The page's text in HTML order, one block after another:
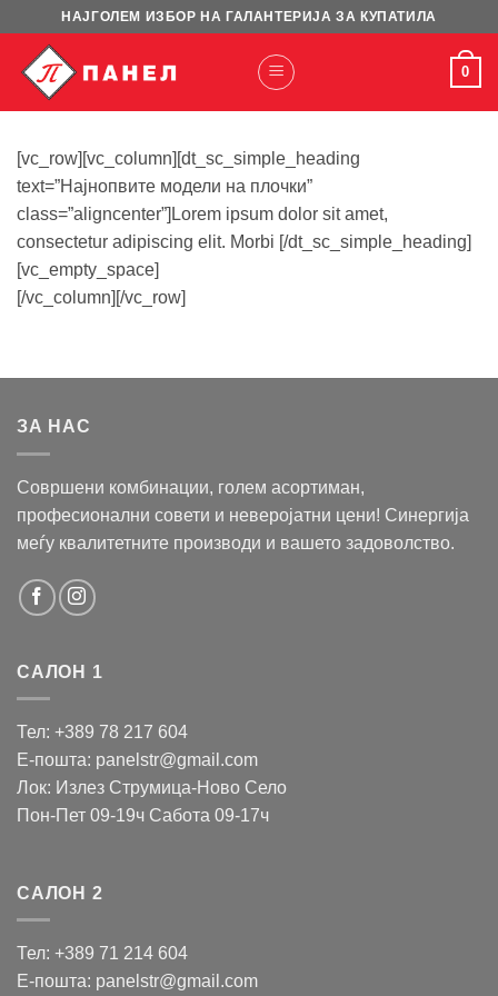
content
НАЈГОЛЕМ ИЗБОР НА ГАЛАНТЕРИЈА ЗА КУПАТИЛА
0
[vc_row][vc_column][dt_sc_simple_heading
text=”Најнопвите модели на плочки”
class=”aligncenter”]Lorem ipsum dolor sit amet,
consectetur adipiscing elit. Morbi [/dt_sc_simple_heading]
[vc_empty_space]
[/vc_column][/vc_row]
ЗА НАС
Совршени комбинации, голем асортиман,
професионални совети и неверојатни цени! Синергија
меѓу квалитетните производи и вашето задоволство.
САЛОН 1
Тел: +389 78 217 604
Е-пошта: panelstr@gmail.com
Лок: Излез Струмица-Ново Село
Пон-Пет 09-19ч Сабота 09-17ч
САЛОН 2
Тел: +389 71 214 604
Е-пошта: panelstr@gmail.com